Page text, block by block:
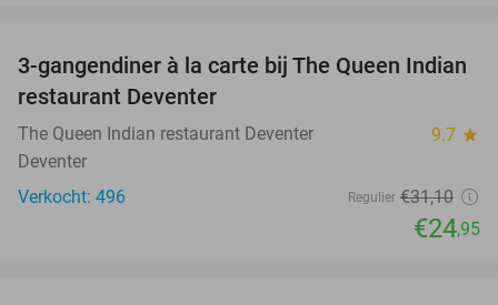
20%
3-gangendiner à la carte bij The Queen Indian
restaurant Deventer
The Queen Indian restaurant Deventer 9.7 star
Deventer
Verkocht: 496
Regulier €31,10
€24,95